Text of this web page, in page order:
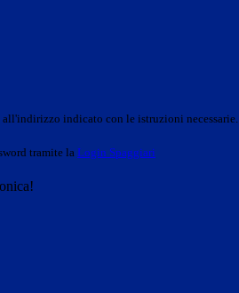
all'indirizzo indicato con le istruzioni necessarie.
tramite la Login Spaggiari